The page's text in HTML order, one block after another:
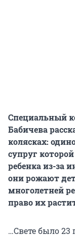
Специальный
Бабичева
колясках:
супруг
ребенка из-за
они рожают
многолетней
право их
…Свете было 23